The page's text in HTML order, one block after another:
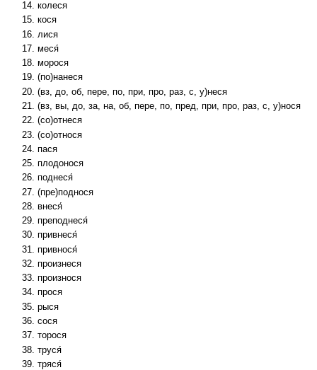
колеся
кося
лися
меся́
морося
(по)нанеся
(вз, до, об, пере, по, при, про, раз, с, у)неся
(вз, вы, до, за, на, об, пере, по, пред, при, про, раз, с, у)нося
(со)отнеся
(со)относя
пася
плодонося
поднеся́
(пре)поднося
внеся́
преподнеся́
привнеся́
привнося́
произнеся
произнося
прося
рыся
сося
торося
труся́
тряся́